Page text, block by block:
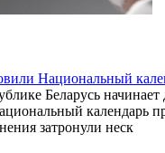
Национальный
Беларусь начинает
календарь
затронули неск